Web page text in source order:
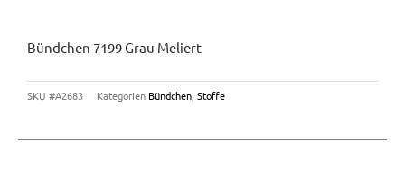
Bündchen 7199 Grau Meliert
SKU #A2683 Kategorien Bündchen Stoffe